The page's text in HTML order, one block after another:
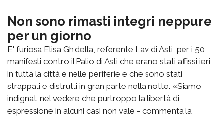
Non sono rimasti integri neppure
per un giorno
E' furiosa Elisa Ghidella, referente Lav di Asti per i 50
manifesti contro il Palio di Asti che erano stati affissi ieri
in tutta la città e nelle periferie e che sono stati
strappati e distrutti in gran parte nella notte. «Siamo
indignati nel vedere che purtroppo la libertà di
espressione in alcuni casi non vale - commenta la